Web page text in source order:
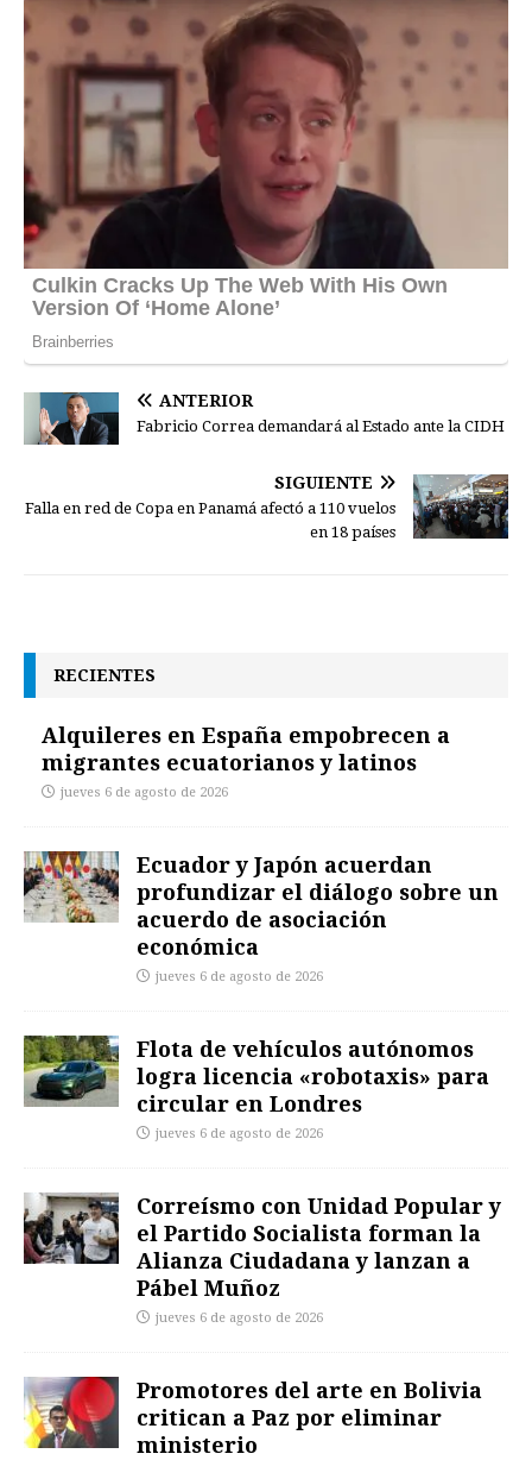
ANTERIOR
Fabricio Correa demandará al Estado ante la CIDH
SIGUIENTE
Falla en red de Copa en Panamá afectó a 110 vuelos
en 18 países
RECIENTES
Alquileres en España empobrecen a
migrantes ecuatorianos y latinos
jueves 6 de agosto de 2026
Ecuador y Japón acuerdan
profundizar el diálogo sobre un
acuerdo de asociación
económica
jueves 6 de agosto de 2026
Flota de vehículos autónomos
logra licencia «robotaxis» para
circular en Londres
jueves 6 de agosto de 2026
Correísmo con Unidad Popular y
el Partido Socialista forman la
Alianza Ciudadana y lanzan a
Pábel Muñoz
jueves 6 de agosto de 2026
Promotores del arte en Bolivia
critican a Paz por eliminar
ministerio